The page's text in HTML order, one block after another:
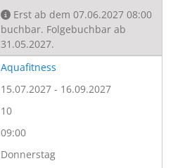
Erst ab dem 07.06.2027 08:00
buchbar. Folgebuchbar ab
31.05.2027.
Aquafitness
15.07.2027 - 16.09.2027
10
09:00
Donnerstag